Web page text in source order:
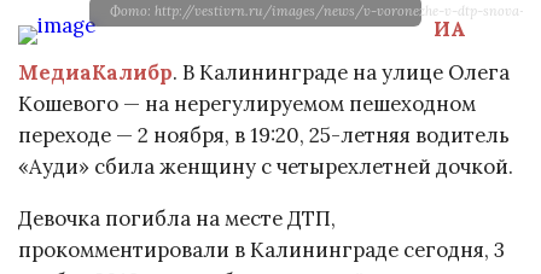
Фото: http://vestivrn.ru/images/news/v-voronezhe-v-dtp-snova-
ИА
МедиаКалибр. В Калининграде на улице Олега
Кошевого — на нерегулируемом пешеходном
переходе — 2 ноября, в 19:20, 25-летняя водитель
«Ауди» сбила женщину с четырехлетней дочкой.
Девочка погибла на месте ДТП,
прокомментировали в Калининграде сегодня, 3